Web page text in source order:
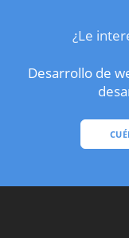
¿Le
Desarrollo de